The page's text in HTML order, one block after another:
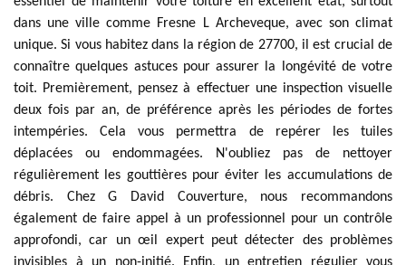
dans une ville comme Fresne L Archeveque, avec son climat
unique. Si vous habitez dans la région de 27700, il est crucial de
connaître quelques astuces pour assurer la longévité de votre
toit. Premièrement, pensez à effectuer une inspection visuelle
deux fois par an, de préférence après les périodes de fortes
intempéries. Cela vous permettra de repérer les tuiles
déplacées ou endommagées. N'oubliez pas de nettoyer
régulièrement les gouttières pour éviter les accumulations de
débris. Chez G David Couverture, nous recommandons
également de faire appel à un professionnel pour un contrôle
approfondi, car un œil expert peut détecter des problèmes